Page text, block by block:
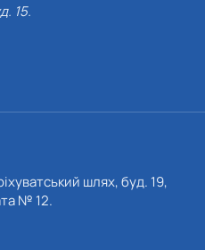
15.
шлях, буд. 19,
№ 12.